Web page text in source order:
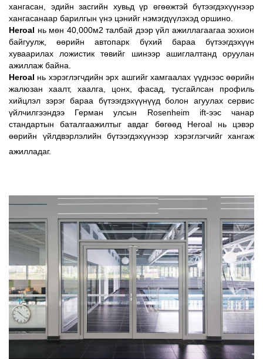
хангасан, эдийн засгийн хувьд үр өгөөжтэй бүтээгдэхүүнээр
хангасанаар барилгын үнэ цэнийг нэмэгдүүлэхэд оршино.
Heroal нь мөн 40,000м2 талбай дээр үйл ажиллагаагаа зохион
байгуулж, өөрийн автопарк бүхий бараа бүтээгдэхүүн
хуваарилах ложистик төвийг шинээр ашиглалтанд оруулан
ажиллаж байна.
Heroal нь хэрэглэгчдийн эрх ашгийг хамгаалах үүднээс өөрийн
жалюзан хаалт, хаалга, цонх, фасад, тусгайлсан профиль
хийцлэл зэрэг бараа бүтээгдэхүүнүүд болон агуулах сервис
үйлчилгээндээ Герман улсын Rosenheim ift-ээс чанар
стандартын баталгаажилтыг авдаг бөгөөд Heroal нь цэвэр
өөрийн үйлдвэрлэлийн бүтээгдэхүүнээр хэрэглэгчийг хангаж
ажилладаг.